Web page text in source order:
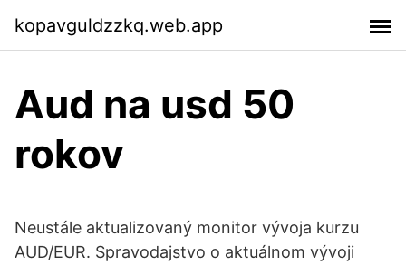
kopavguldzzkq.web.app
Aud na usd 50
rokov
Neustále aktualizovaný monitor vývoja kurzu
AUD/EUR. Spravodajstvo o aktuálnom vývoji